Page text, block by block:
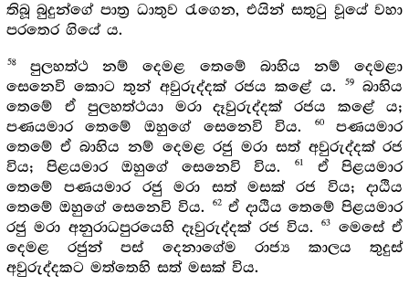
තිබූ බුදුන්ගේ පාත්‍ර ධාතුව රැගෙන, එයින් සතුටු වූයේ වහා
පරතෙර ගියේ ය.
58පුලහත්ථ නම් දෙමළ තෙමේ බාහිය නම් දෙමළා
සෙනෙවි කොට තුන් අවුරුද්දක් රජය කළේ ය.
59
බාහිය
තෙමේ ඒ පුලහත්ථයා මරා දෑවුරුද්දක් රජය කළේ ය;
පණයමාර තෙමේ ඔහුගේ සෙනෙවි විය.
60පණයමාර
තෙමේ ඒ බාහිය නම් දෙමළ රජු මරා සත් අවුරුද්දක් රජ
විය; පිළයමාර ඔහුගේ සෙනෙවි විය.
61
ඒ පිළයමාර
තෙමේ පණයමාර රජු මරා සත් මසක් රජ විය; දාඨිය
තෙමේ ඔහුගේ සෙනෙවි විය.
62ඒ දාඨිය තෙමේ පිළයමාර
රජු මරා අනුරාධපුරයෙහි දෑවුරුද්දක් රජ විය.
63
මෙසේ ඒ
දෙමළ රජුන් පස් දෙනාගේම රාජ්‍ය කාලය තුදුස්
අවුරුද්දකට මත්තෙහි සත් මසක් විය.